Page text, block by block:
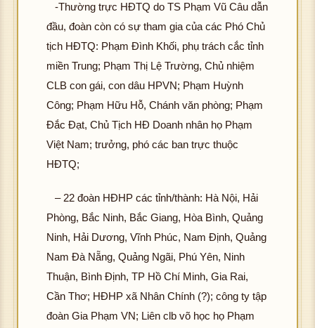
-Thường trực HĐTQ do TS Phạm Vũ Câu dẫn
đầu, đoàn còn có sự tham gia của các Phó Chủ
tịch HĐTQ: Phạm Đình Khối, phụ trách cắc tỉnh
miền Trung; Phạm Thị Lệ Trường, Chủ nhiệm
CLB con gái, con dâu HPVN; Phạm Huỳnh
Công; Phạm Hữu Hỗ, Chánh văn phòng; Phạm
Đắc Đạt, Chủ Tịch HĐ Doanh nhân họ Phạm
Việt Nam; trưởng, phó các ban trực thuộc
HĐTQ;
– 22 đoàn HĐHP các tỉnh/thành: Hà Nội, Hải
Phòng, Bắc Ninh, Bắc Giang, Hòa Bình, Quảng
Ninh, Hải Dương, Vĩnh Phúc, Nam Định, Quảng
Nam Đà Nẵng, Quảng Ngãi, Phú Yên, Ninh
Thuận, Bình Định, TP Hồ Chí Minh, Gia Rai,
Cần Thơ; HĐHP xã Nhân Chính (?); công ty tập
đoàn Gia Phạm VN; Liên clb võ học họ Phạm